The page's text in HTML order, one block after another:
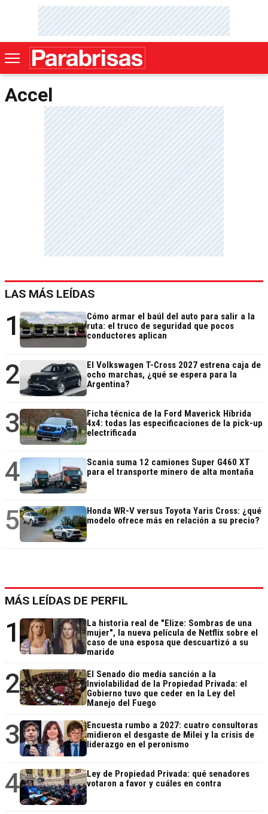
Accel
LAS MÁS LEÍDAS
1
Cómo armar el baúl del auto para salir a la
ruta: el truco de seguridad que pocos
conductores aplican
2
El Volkswagen T-Cross 2027 estrena caja de
ocho marchas, ¿qué se espera para la
Argentina?
3
Ficha técnica de la Ford Maverick Híbrida
4x4: todas las especificaciones de la pick-up
electrificada
4
Scania suma 12 camiones Super G460 XT
para el transporte minero de alta montaña
5
Honda WR-V versus Toyota Yaris Cross: ¿qué
modelo ofrece más en relación a su precio?
MÁS LEÍDAS DE PERFIL
1
La historia real de "Elize: Sombras de una
mujer", la nueva película de Netflix sobre el
caso de una esposa que descuartizó a su
marido
2
El Senado dio media sanción a la
Inviolabilidad de la Propiedad Privada: el
Gobierno tuvo que ceder en la Ley del
Manejo del Fuego
3
Encuesta rumbo a 2027: cuatro consultoras
midieron el desgaste de Milei y la crisis de
liderazgo en el peronismo
4
Ley de Propiedad Privada: qué senadores
votaron a favor y cuáles en contra